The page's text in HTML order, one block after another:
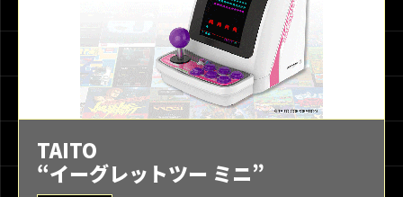
TAITO
“イーグレットツー ミニ”